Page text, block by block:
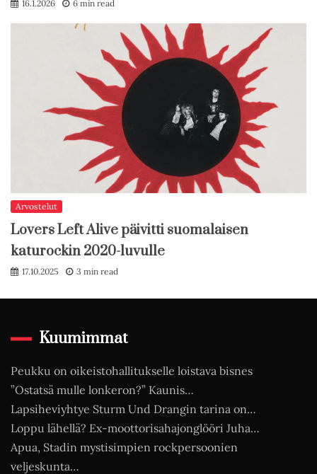
16.1.2026 6 min read
Arvostelut
Lovers Left Alive päivitti suomalaisen
katurockin 2020-luvulle
17.10.2025 3 min read
Kuumimmat
Peukku on oikeistohallitukselle loistava bisnes
”Ostatsä mulle lonkeron?” Kaunis…
Lapsiheviyhtye Sturm Und Drangin tarina on…
Loppu lähellä? Ex-moottorisahajonglööri Juha…
Apua, Stadin mystisimpien rockpersoonien
veljeskunta…